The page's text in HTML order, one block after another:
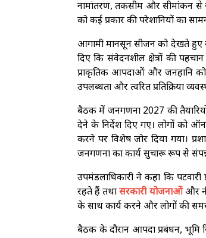
नामांतरण, तकसीम और सीमांकन से
को कई प्रकार की परेशानियों का
आगामी मानसून सीजन को देखते हुए
दिए कि संवेदनशील क्षेत्रों की
प्राकृतिक आपदाओं और जनहानि
उपलब्धता और त्वरित प्रतिक्रिया
बैठक में जनगणना 2027 की तैयारियों
देने के निर्देश दिए गए। लोगों को
करने पर विशेष जोर दिया गया।
जनगणना का कार्य सुचारू रूप से
उपमंडलाधिकारी ने कहा कि
रहते हैं तथासरकारी योजनाओंऔर
के साथ कार्य करने और लोगों की
बैठक के दौरान आपदा प्रबंधन, भूमि